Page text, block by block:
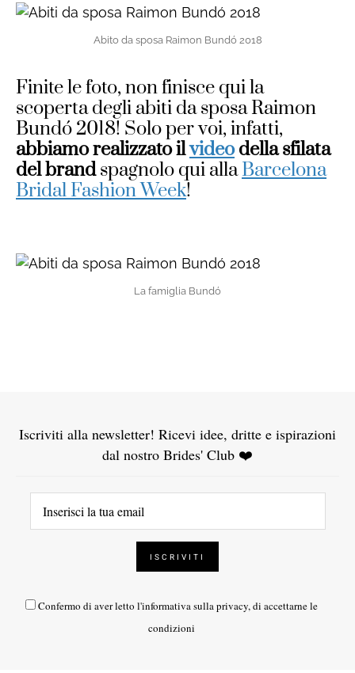
Abito da sposa Raimon Bundó 2018
Finite le foto, non finisce qui la
scoperta degli abiti da sposa Raimon
Bundó 2018! Solo per voi, infatti,
abbiamo realizzato ilvideodella sfilata
del brandspagnolo qui allaBarcelona
Bridal Fashion Week!
La famiglia Bundó
Iscriviti alla newsletter! Ricevi idee, dritte e ispirazioni
dal nostro Brides' Club ❤️
Confermo di aver letto l'informativa sulla privacy, di accettarne le
condizioni